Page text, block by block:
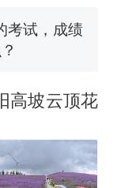
定首都的国
就邀请中
中国寻根
！女子傻眼
就能让航
更省电？
高坡云顶花